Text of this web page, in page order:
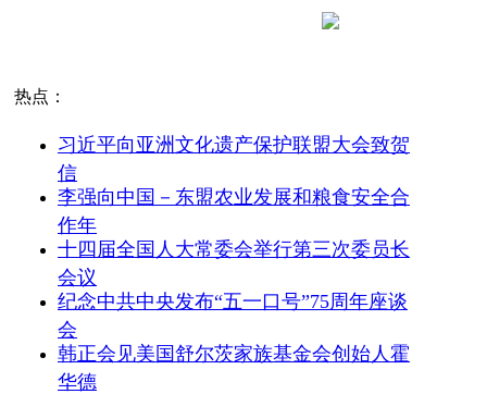
热点：
习近平向亚洲文化遗产保护联盟大会致贺
信
李强向中国－东盟农业发展和粮食安全合
作年
十四届全国人大常委会举行第三次委员长
会议
纪念中共中央发布“五一口号”75周年座谈
会
韩正会见美国舒尔茨家族基金会创始人霍
华德